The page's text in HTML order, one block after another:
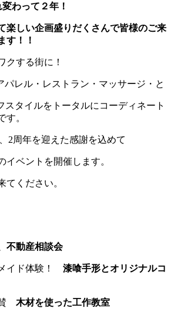
わって２年！
楽しい企画盛りだくさんで皆様のご来
す！！
クする街に！
パレル・レストラン・マッサージ・と
スタイルをトータルにコーディネート
す。
2周年を迎えた感謝を込めて
イベントを開催します。
てください。
不動産相談会
イド体験！ 漆喰手形とオリジナルコ
木材を使った工作教室